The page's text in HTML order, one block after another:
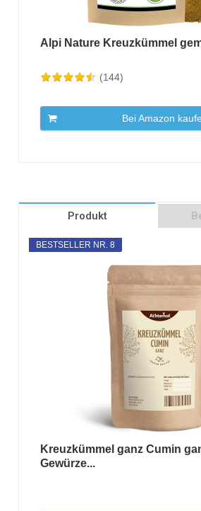
Alpi Nature Kreuzkümmel
(144)
Bei Amazon
Produkt
BESTSELLER NR. 8
Kreuzkümmel ganz Cumin
Gewürze...